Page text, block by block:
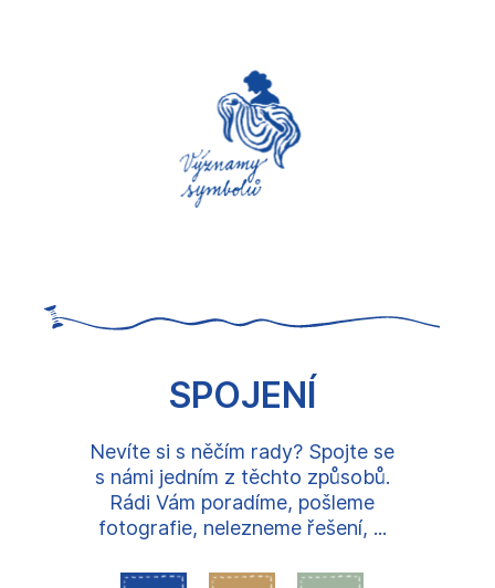
SPOJENÍ
Nevíte si s něčím rady? Spojte se
s námi jedním z těchto způsobů.
Rádi Vám poradíme, pošleme
fotografie, nelezneme řešení, ...